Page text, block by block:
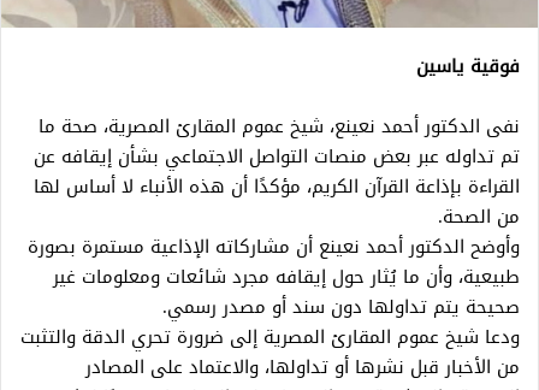
فوقية ياسين
نفى الدكتور أحمد نعينع، شيخ عموم المقارئ المصرية، صحة ما
تم تداوله عبر بعض منصات التواصل الاجتماعي بشأن إيقافه عن
القراءة بإذاعة القرآن الكريم، مؤكدًا أن هذه الأنباء لا أساس لها
من الصحة.
وأوضح الدكتور أحمد نعينع أن مشاركاته الإذاعية مستمرة بصورة
طبيعية، وأن ما يُثار حول إيقافه مجرد شائعات ومعلومات غير
صحيحة يتم تداولها دون سند أو مصدر رسمي.
ودعا شيخ عموم المقارئ المصرية إلى ضرورة تحري الدقة والتثبت
من الأخبار قبل نشرها أو تداولها، والاعتماد على المصادر